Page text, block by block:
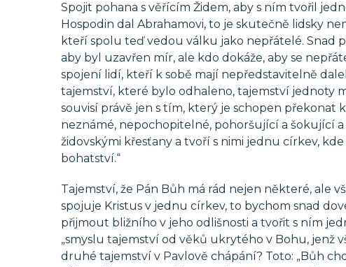
Spojit pohana s věřícím Židem, aby s ním tvořil
Hospodin dal Abrahamovi, to je skutečně lidsky
kteří spolu teď vedou válku jako nepřátelé. Snad
aby byl uzavřen mír, ale kdo dokáže, aby se
spojení lidí, kteří k sobě mají nepředstavitelně
tajemství, které bylo odhaleno, tajemství jednoty
souvisí právě jen s tím, který je schopen překonat
neznámé, nepochopitelné, pohoršující a šokující
židovskými křesťany a tvoří s nimi jednu církev,
bohatství.“
Tajemství, že Pán Bůh má rád nejen některé, ale
spojuje Kristus v jednu církev, to bychom snad
přijmout bližního v jeho odlišnosti a tvořit s ním
„smyslu tajemství od věků ukrytého v Bohu, jenž
druhé tajemství v Pavlově chápání? Toto: „Bůh